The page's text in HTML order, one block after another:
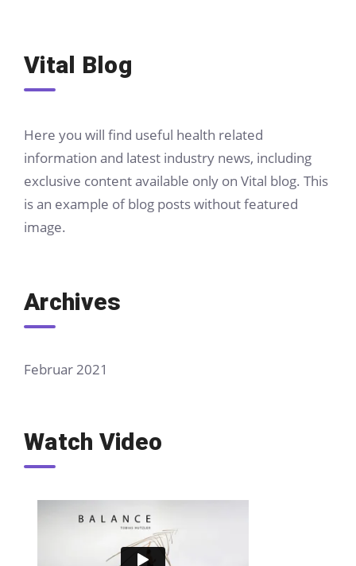
Vital Blog
Here you will find useful health related
information and latest industry news, including
exclusive content available only on Vital blog. This
is an example of blog posts without featured
image.
Archives
Februar 2021
Watch Video